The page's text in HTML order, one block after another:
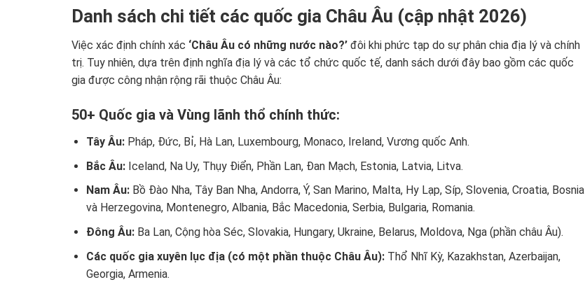
Danh sách chi tiết các quốc gia Châu Âu (cập nhật 2026)
Việc xác định chính xác ‘Châu Âu có những nước nào?’ đôi khi phức tạp do sự phân chia địa lý và chính
trị. Tuy nhiên, dựa trên định nghĩa địa lý và các tổ chức quốc tế, danh sách dưới đây bao gồm các quốc
gia được công nhận rộng rãi thuộc Châu Âu:
50+ Quốc gia và Vùng lãnh thổ chính thức:
Tây Âu:Pháp, Đức, Bỉ, Hà Lan, Luxembourg, Monaco, Ireland, Vương quốc Anh.
Bắc Âu:Iceland, Na Uy, Thụy Điển, Phần Lan, Đan Mạch, Estonia, Latvia, Litva.
Nam Âu:Bồ Đào Nha, Tây Ban Nha, Andorra, Ý, San Marino, Malta, Hy Lạp, Síp, Slovenia, Croatia, Bosnia
và Herzegovina, Montenegro, Albania, Bắc Macedonia, Serbia, Bulgaria, Romania.
Đông Âu:Ba Lan, Cộng hòa Séc, Slovakia, Hungary, Ukraine, Belarus, Moldova, Nga (phần châu Âu).
Các quốc gia xuyên lục địa (có một phần thuộc Châu Âu):Thổ Nhĩ Kỳ, Kazakhstan, Azerbaijan,
Georgia, Armenia.